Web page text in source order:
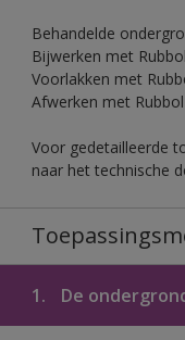
Behandelde
Bijwerken met
Voorlakken met
Afwerken met
Voor gedetailleerde
naar het technische
1. De